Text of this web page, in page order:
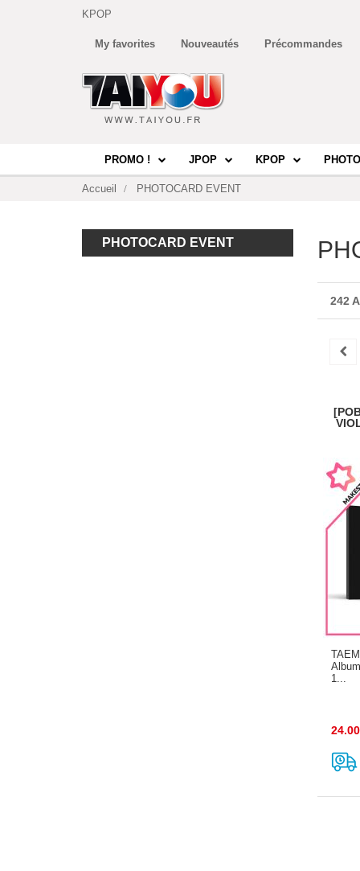
KPOP
My favorites Nouveautés Précommandes
PROMO ! JPOP KPOP
Accueil PHOTOCARD EVENT
PHOTOCARD EVENT
242
1...
24.00